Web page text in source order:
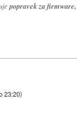
popravek za
23:20)